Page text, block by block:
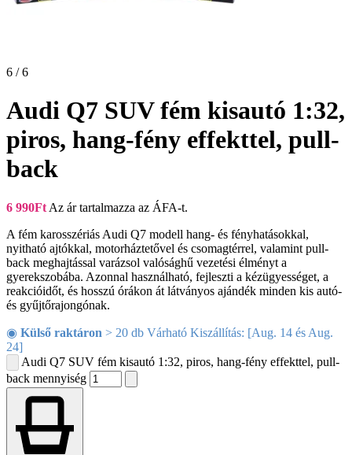
6 / 6
Audi Q7 SUV fém kisautó 1:32,
piros, hang-fény effekttel, pull-
back
6 990Ft Az ár tartalmazza az ÁFA-t.
A fém karosszériás Audi Q7 modell hang- és fényhatásokkal,
nyitható ajtókkal, motorháztetővel és csomagtérrel, valamint pull-
back meghajtással varázsol valósághű vezetési élményt a
gyerekszobába. Azonnal használható, fejleszti a kézügyességet, a
reakcióidőt, és hosszú órákon át látványos ajándék minden kis autó-
és gyűjtőrajongónak.
◉ Külső raktáron > 20 db Várható Kiszállítás: [Aug. 14 és Aug.
24]
Audi Q7 SUV fém kisautó 1:32, piros, hang-fény effekttel, pull-
back mennyiség